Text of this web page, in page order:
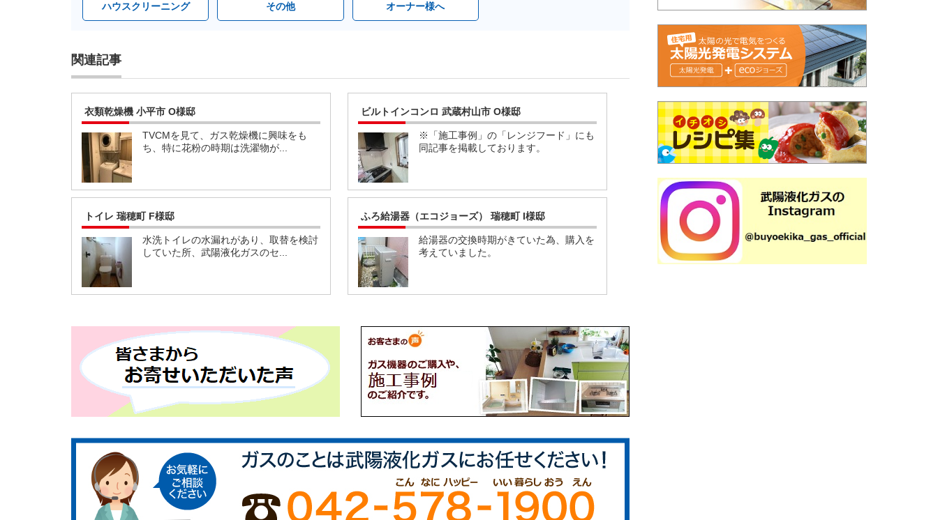
ハウスクリーニング その他 オーナー様へ
関連記事
衣類乾燥機 小平市 O様邸
TVCMを見て、ガス乾燥機に興味をも
ち、特に花粉の時期は洗濯物が...
ビルトインコンロ 武蔵村山市 O様邸
※「施工事例」の「レンジフード」にも
同記事を掲載しております。
トイレ 瑞穂町 F様邸
水洗トイレの水漏れがあり、取替を検討
していた所、武陽液化ガスのセ...
ふろ給湯器（エコジョーズ） 瑞穂町 I様邸
給湯器の交換時期がきていた為、購入を
考えていました。